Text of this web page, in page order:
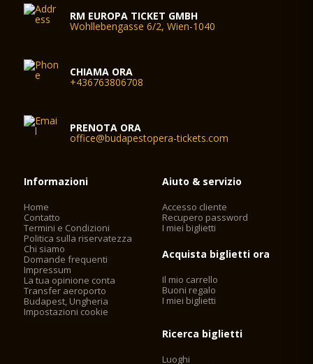
RM EUROPA TICKET GMBH
Wohllebengasse 6/2, Wien-1040
CHIAMA ORA
+436763806708
PRENOTA ORA
office@budapestopera-tickets.com
Informazioni
Home
Contatto
Termini e Condizioni
Politica sulla riservatezza
Chi siamo
Domande frequenti
Impressum
La tua opinione conta
Transfer aeroporto
Budapest, Ungheria
Impostazioni cookie
Aiuto & servizio
Accesso cliente
Recupero password
I miei biglietti
Acquista biglietti ora
Il mio carrello
Buoni regalo
I miei biglietti
Ricerca biglietti
Luoghi